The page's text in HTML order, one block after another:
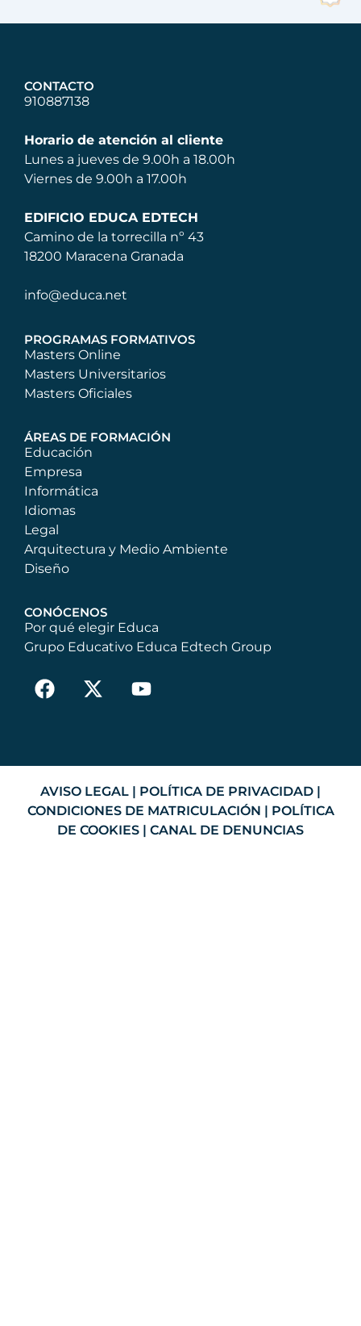
CONTACTO
910887138
Horario de atención al cliente
Lunes a jueves de 9.00h a 18.00h
Viernes de 9.00h a 17.00h
EDIFICIO EDUCA EDTECH
Camino de la torrecilla nº 43
18200 Maracena Granada
info@educa.net
PROGRAMAS FORMATIVOS
Masters Online
Masters Universitarios
Masters Oficiales
ÁREAS DE FORMACIÓN
Educación
Empresa
Informática
Idiomas
Legal
Arquitectura y Medio Ambiente
Diseño
CONÓCENOS
Por qué elegir Educa
Grupo Educativo Educa Edtech Group
AVISO LEGAL | POLÍTICA DE PRIVACIDAD |
CONDICIONES DE MATRICULACIÓN | POLÍTICA
DE COOKIES | CANAL DE DENUNCIAS